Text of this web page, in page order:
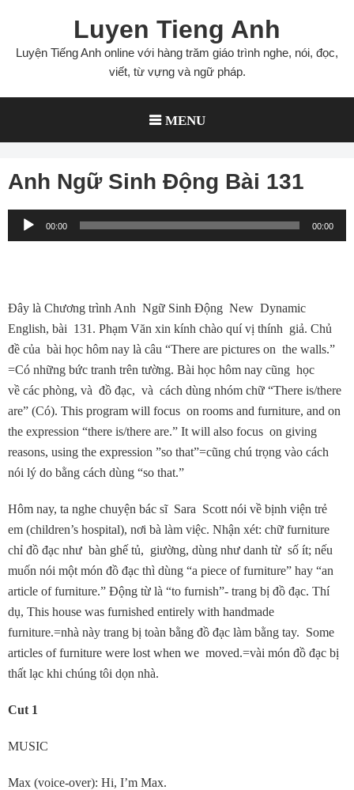
content
Luyen Tieng Anh
Luyện Tiếng Anh online với hàng trăm giáo trình nghe, nói, đọc,
viết, từ vựng và ngữ pháp.
MENU
Anh Ngữ Sinh Động Bài 131
Audio
Player
00:00 00:00
Ðây là Chương trình Anh Ngữ Sinh Ðộng New Dynamic
English, bài 131. Phạm Văn xin kính chào quí vị thính giả. Chủ
đề của bài học hôm nay là câu “There are pictures on the walls.”
=Có những bức tranh trên tường. Bài học hôm nay cũng học
về các phòng, và đồ đạc, và cách dùng nhóm chữ “There is/there
are” (Có). This program will focus on rooms and furniture, and on
the expression “there is/there are.” It will also focus on giving
reasons, using the expression ”so that”=cũng chú trọng vào cách
nói lý do bằng cách dùng “so that.”
Hôm nay, ta nghe chuyện bác sĩ Sara Scott nói về bịnh viện trẻ
em (children’s hospital), nơi bà làm việc. Nhận xét: chữ furniture
chỉ đồ đạc như bàn ghế tủ, giường, dùng như danh từ số ít; nếu
muốn nói một món đồ đạc thì dùng “a piece of furniture” hay “an
article of furniture.” Ðộng từ là “to furnish”- trang bị đồ đạc. Thí
dụ, This house was furnished entirely with handmade
furniture.=nhà này trang bị toàn bằng đồ đạc làm bằng tay. Some
articles of furniture were lost when we moved.=vài món đồ đạc bị
thất lạc khi chúng tôi dọn nhà.
Cut 1
MUSIC
Max (voice-over): Hi, I’m Max.